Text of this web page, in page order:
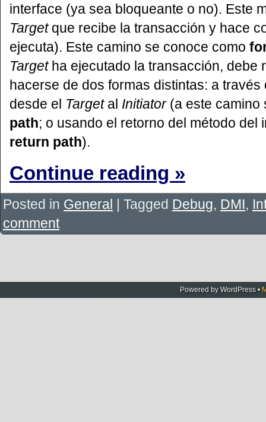
interface (ya sea bloqueante o no). Este
Targetque recibe la transacción y hace
ejecuta). Este camino se conoce como
Targetha ejecutado la transacción, debe
hacerse de dos formas distintas: a
desde el Targetal Initiator(a este camino
path; o usando el retorno del método del
return path).
Continue reading »
Posted in General Tagged Debug, DMI,
comment
Powered byWordPress •